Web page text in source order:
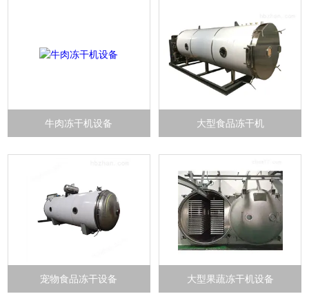
牛肉冻干机设备 大型食品冻干机
宠物食品冻干设备 大型果蔬冻干机设备